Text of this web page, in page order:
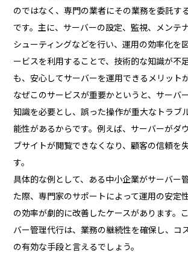
のではなく、専門の業者にその業務を委託す
です。主に、サーバーの設定、監視、メンテ
シューティングなどを行い、運用の効率化を
ービスを利用することで、技術的な知識が不
も、安心してサーバーを運用できるメリット
なぜこのサービスが重要かというと、サーバ
知識を必要とし、誤った操作が重大なトラブ
能性があるからです。例えば、サーバーがダ
ブサイトが閲覧できなくなり、顧客の信頼を
す。
具体的な例として、ある中小企業がサーバー
た際、専門家のサポートによって運用の安定
の効率が劇的に改善したケースがあります。
バー管理代行は、業務の継続性を確保し、コ
の有効な手段と言えるでしょう。